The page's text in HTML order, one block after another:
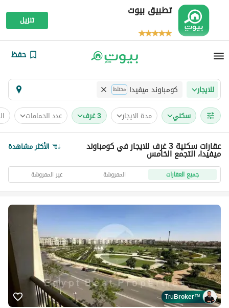
تطبيق بيوت
تنزيل
حفظ
للايجار كومباوند ميفيدا مختلط
سكني مدة الايجار 3 غرف عدد الحمامات
عقارات سكنية 3 غرف للايجار في كومباوندميفيدا، التجمع الخامس الأكثر مشاهدة
جميع العقارات المفروشة غير المفروشة
TruBroker™